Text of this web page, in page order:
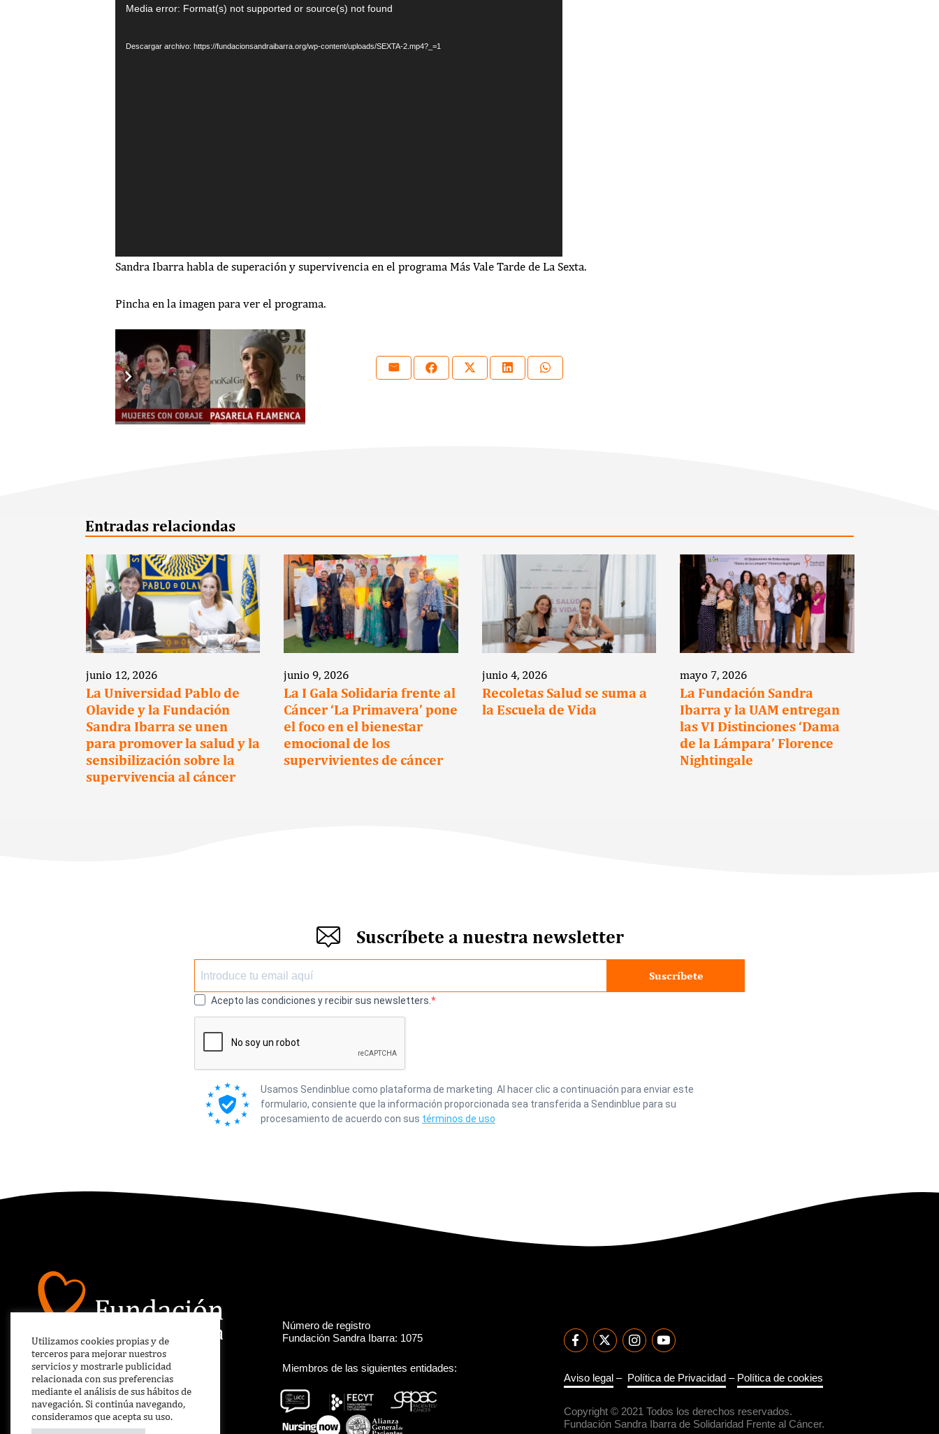
Reproductor
vídeo
Media error: Format(s) not supported or source(s) not found
Descargar archivo: https://fundacionsandraibarra.org/wp-content/uploads/SEXTA-2.mp4?_=1
Sandra Ibarra habla de superación y supervivencia en el programa Más Vale Tarde de La Sexta.
Pincha en la imagen para ver el programa.
Entradas relaciondas
junio 12, 2026
La Universidad Pablo de
Olavide y la Fundación
Sandra Ibarra se unen
para promover la salud y la
sensibilización sobre la
supervivencia al cáncer
junio 9, 2026
La I Gala Solidaria frente al
Cáncer ‘La Primavera’ pone
el foco en el bienestar
emocional de los
supervivientes de cáncer
junio 4, 2026
Recoletas Salud se suma a
la Escuela de Vida
mayo 7, 2026
La Fundación Sandra
Ibarra y la UAM entregan
las VI Distinciones ‘Dama
de la Lámpara’ Florence
Nightingale
Suscríbete a nuestra newsletter
Suscríbete
Acepto las condiciones y recibir sus newsletters.
Usamos Sendinblue como plataforma de marketing. Al hacer clic a continuación para enviar este
formulario, consiente que la información proporcionada sea transferida a Sendinblue para su
procesamiento de acuerdo con sus términos de uso
Número de registro
Fundación Sandra Ibarra: 1075
Miembros de las siguientes entidades:
Aviso legal– Política de Privacidad– Política de cookies
Copyright © 2021 Todos los derechos reservados.
Fundación Sandra Ibarra de Solidaridad Frente al Cáncer.
Utilizamos cookies propias y de
terceros para mejorar nuestros
servicios y mostrarle publicidad
relacionada con sus preferencias
mediante el análisis de sus hábitos de
navegación. Si continúa navegando,
consideramos que acepta su uso.